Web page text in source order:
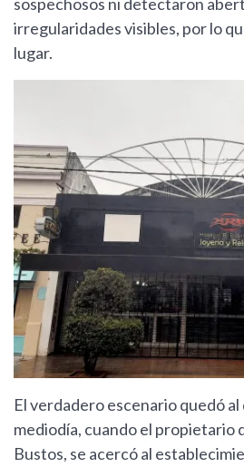
sospechosos ni detectaron
irregularidades visibles, por lo
lugar.
El verdadero escenario quedó
mediodía, cuando el propietario
Bustos, se acercó al